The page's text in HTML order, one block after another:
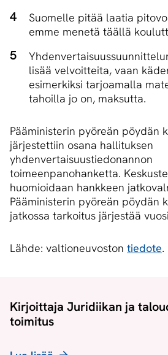
Suomelle pitää laatia
emme menetä täällä
lisää velvoitteita, vaan
esimerkiksi tarjoamalla
tahoilla jo on, maksutta.
Pääministerin pyöreän pöydän
järjestettiin osana hallituksen
yhdenvertaisuustiedonannon
toimeenpanohanketta.
huomioidaan hankkeen
Pääministerin pyöreän pöydän
jatkossa tarkoitus järjestää
Lähde: valtioneuvoston tiedote.
Kirjoittaja Juridiikan ja
toimitus